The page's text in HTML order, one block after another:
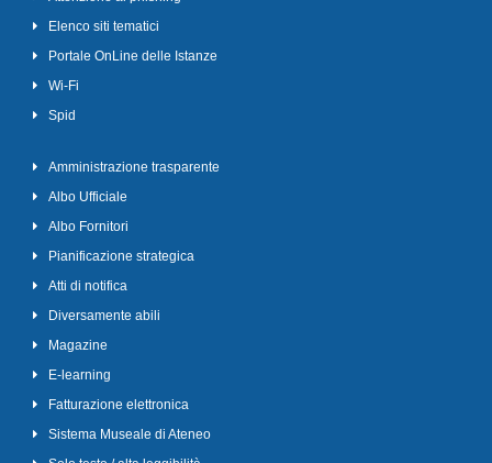
Elenco siti tematici
Portale OnLine delle Istanze
Wi-Fi
Spid
Amministrazione trasparente
Albo Ufficiale
Albo Fornitori
Pianificazione strategica
Atti di notifica
Diversamente abili
Magazine
E-learning
Fatturazione elettronica
Sistema Museale di Ateneo